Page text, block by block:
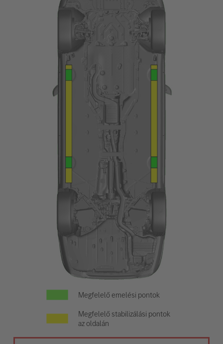
Megfelelő emelési pontok
Megfelelő stabilizálási pontok
az oldalán